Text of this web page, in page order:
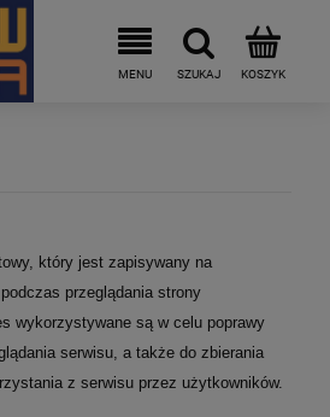
który jest zapisywany na
przeglądania strony
wykorzystywane są w celu poprawy
serwisu, a także do zbierania
z serwisu przez użytkowników.